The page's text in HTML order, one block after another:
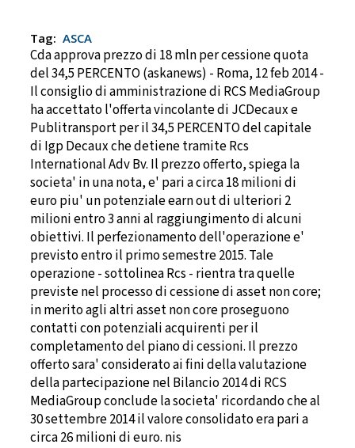
Tag: ASCA
Cda approva prezzo di 18 mln per cessione quota
del 34,5 PERCENTO (askanews) - Roma, 12 feb 2014 -
Il consiglio di amministrazione di RCS MediaGroup
ha accettato l'offerta vincolante di JCDecaux e
Publitransport per il 34,5 PERCENTO del capitale
di Igp Decaux che detiene tramite Rcs
International Adv Bv. Il prezzo offerto, spiega la
societa' in una nota, e' pari a circa 18 milioni di
euro piu' un potenziale earn out di ulteriori 2
milioni entro 3 anni al raggiungimento di alcuni
obiettivi. Il perfezionamento dell'operazione e'
previsto entro il primo semestre 2015. Tale
operazione - sottolinea Rcs - rientra tra quelle
previste nel processo di cessione di asset non core;
in merito agli altri asset non core proseguono
contatti con potenziali acquirenti per il
completamento del piano di cessioni. Il prezzo
offerto sara' considerato ai fini della valutazione
della partecipazione nel Bilancio 2014 di RCS
MediaGroup conclude la societa' ricordando che al
30 settembre 2014 il valore consolidato era pari a
circa 26 milioni di euro. nis